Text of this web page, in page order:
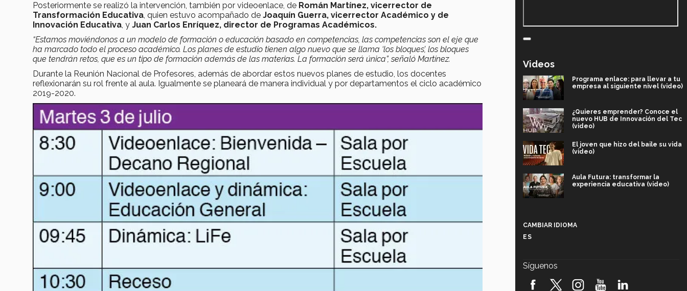
Posteriormente se realizó la intervención, también por videoenlace, de Román Martínez, vicerrector de
Transformación Educativa, quien estuvo acompañado de Joaquín Guerra, vicerrector Académico y de
Innovación Educativa, y Juan Carlos Enríquez, director de Programas Académicos.
“Estamos moviéndonos a un modelo de formación o educación basado en competencias, las competencias son el eje que
ha marcado todo el proceso académico. Los planes de estudio tienen algo nuevo que se llama ‘los bloques’, los bloques
que tendrán retos, que es un tipo de formación además de las materias. La formación será única”, señaló Martínez.
Durante la Reunión Nacional de Profesores, además de abordar estos nuevos planes de estudio, los docentes
reflexionarán su rol frente al aula. Igualmente se planeará de manera individual y por departamentos el ciclo académico
2019-2020.
Videos
Programa enlace: para llevar a tu
empresa al siguiente nivel (video)
¿Quieres emprender? Conoce el
nuevo HUB de Innovación del Tec
(video)
El joven que hizo del baile su vida
(video)
Aula Futura: transformar la
experiencia educativa (video)
robótica FIRST 2026! (video)
CAMBIAR IDIOMA
ES
Síguenos